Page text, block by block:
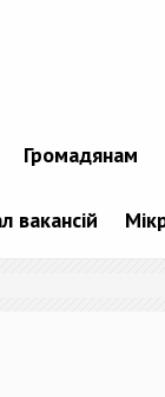
Громадянам
вакансій